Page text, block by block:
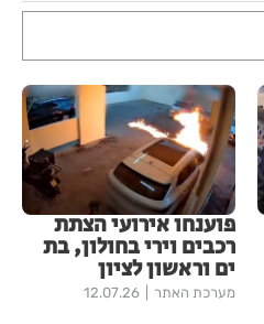
פוענחו אירועי הצתת
רכבים וירי בחולון, בת
ים וראשון לציון
מערכת האתר 12.07.26